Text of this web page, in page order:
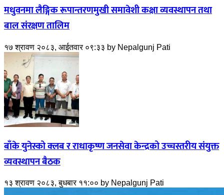
मधुवनमा लैङ्गिक रूपान्तरणमुखी समावेशी कक्षा व्यवस्थापन तथा
बाल संरक्षण तालिम
१७ श्रावण २०८३, आईतवार ०९:३३ by Nepalgunj Pati
बाँके युनेस्को क्लब र राधाकृष्ण जनसेवा केन्द्रको उच्चस्तरीय संयुक्त
व्यवस्थापन बैठक
१३ श्रावण २०८३, बुधबार ११:०० by Nepalgunj Pati